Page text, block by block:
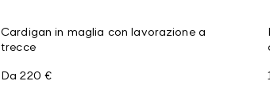
Cardigan in maglia con lavorazione a
trecce
Da 220 €